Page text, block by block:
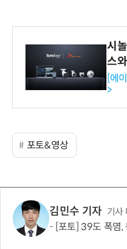
시
스
독
[에
>
포토&영상
김민수 기자 기사
[포토] 39도 폭염,